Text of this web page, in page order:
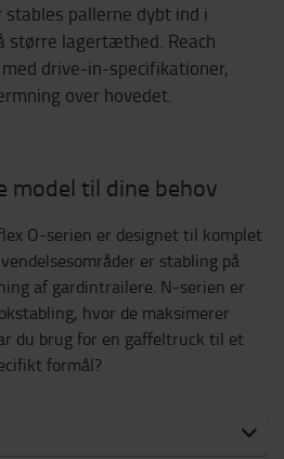
pallerne dybt ind i
større lagertæthed. Reach
drive-in-specifikationer,
over hovedet.
model til dine behov
O-serien er designet til komplet
er stabling på
af gardintrailere. N-serien er
hvor de maksimerer
du brug for en gaffeltruck til et
formål?